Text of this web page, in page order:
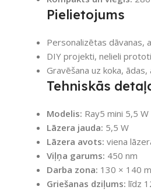
Pielietojums
Personalizētas dāvanas,
DIY projekti, nelieli
Gravēšana uz koka,
Tehniskās
Modelis: Ray5 mini 5,5 W
Lāzera jauda: 5,5 W
Lāzera avots: viena
Viļņa garums: 450 nm
Darba zona: 130 × 140
Griešanas dziļums: līdz